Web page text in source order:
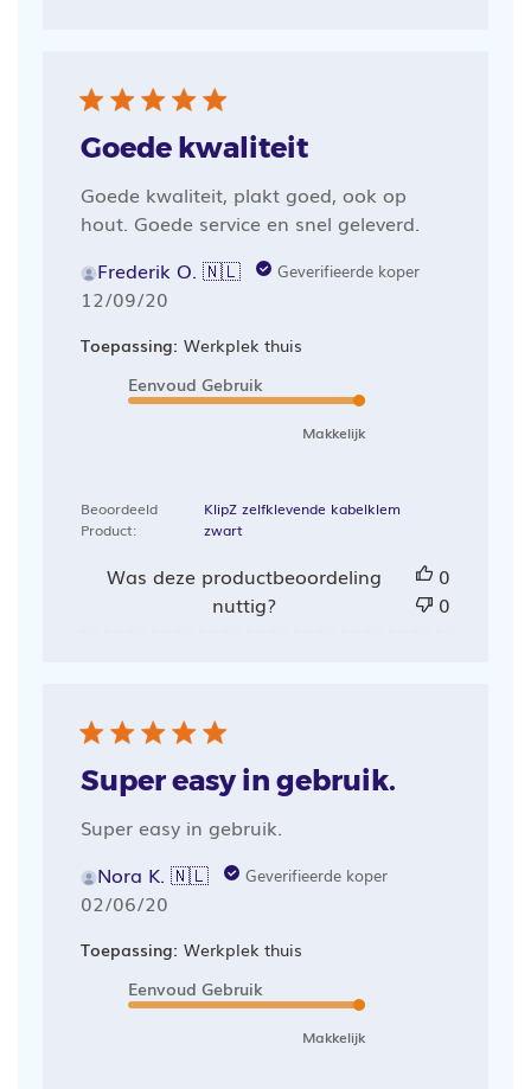
Goede kwaliteit
Goede kwaliteit, plakt goed, ook op
hout. Goede service en snel geleverd.
Frederik O. 🇳🇱
Geverifieerde koper
Publicatiedatum
12/09/20
Toepassing: Werkplek thuis
Eenvoud Gebruik
Makkelijk
Beoordeeld
Product:
KlipZ zelfklevende kabelklem
zwart
Was deze productbeoordeling
nuttig?
0
0
Super easy in gebruik.
Super easy in gebruik.
Nora K. 🇳🇱
Geverifieerde koper
Publicatiedatum
02/06/20
Toepassing: Werkplek thuis
Eenvoud Gebruik
Makkelijk